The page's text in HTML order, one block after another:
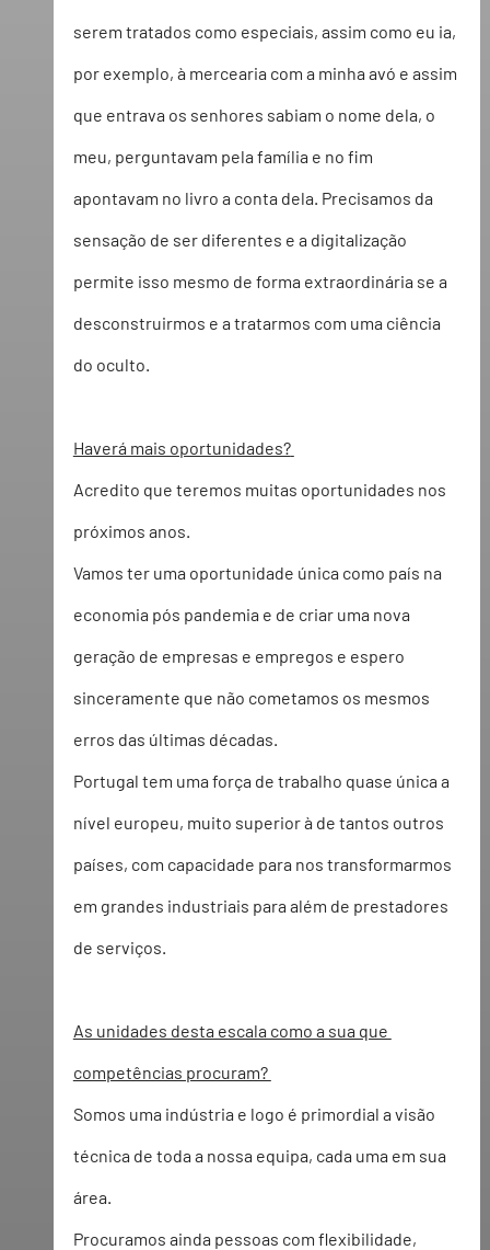
serem tratados como especiais, assim como eu ia,
por exemplo, à mercearia com a minha avó e assim
que entrava os senhores sabiam o nome dela, o
meu, perguntavam pela família e no fim
apontavam no livro a conta dela. Precisamos da
sensação de ser diferentes e a digitalização
permite isso mesmo de forma extraordinária se a
desconstruirmos e a tratarmos com uma ciência
do oculto.
Haverá mais oportunidades?
Acredito que teremos muitas oportunidades nos
próximos anos.
Vamos ter uma oportunidade única como país na
economia pós pandemia e de criar uma nova
geração de empresas e empregos e espero
sinceramente que não cometamos os mesmos
erros das últimas décadas.
Portugal tem uma força de trabalho quase única a
nível europeu, muito superior à de tantos outros
países, com capacidade para nos transformarmos
em grandes industriais para além de prestadores
de serviços.
As unidades desta escala como a sua que
competências procuram?
Somos uma indústria e logo é primordial a visão
técnica de toda a nossa equipa, cada uma em sua
área.
Procuramos ainda pessoas com flexibilidade,